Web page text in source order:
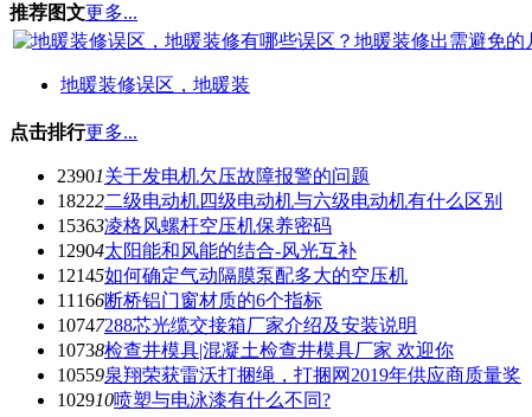
推荐图文更多...
地暖装修误区，地暖装
点击排行更多...
23901关于发电机欠压故障报警的问题
18222二级电动机四级电动机与六级电动机有什么区别
15363凌格风螺杆空压机保养密码
12904太阳能和风能的结合-风光互补
12145如何确定气动隔膜泵配多大的空压机
11166断桥铝门窗材质的6个指标
10747288芯光缆交接箱厂家介绍及安装说明
10738检查井模具|混凝土检查井模具厂家 欢迎你
10559泉翔荣获雷沃打捆绳，打捆网2019年供应商质量奖
102910喷塑与电泳漆有什么不同?